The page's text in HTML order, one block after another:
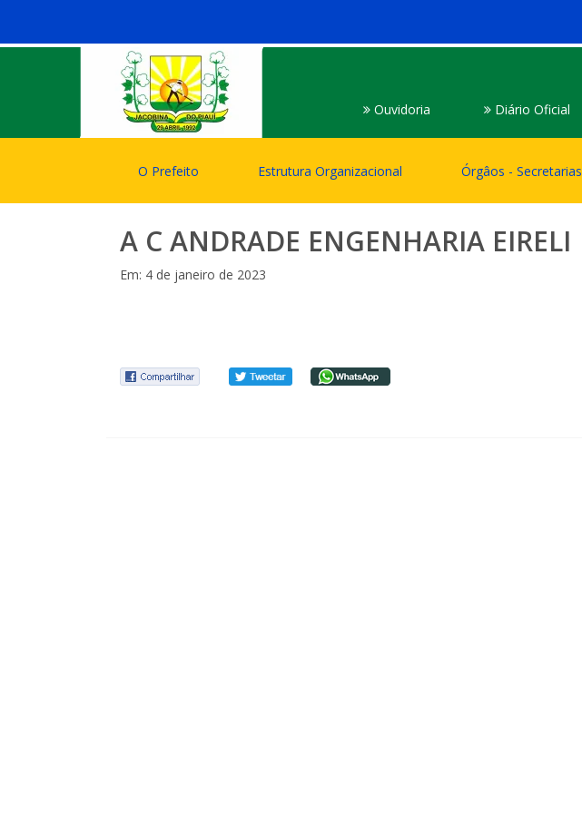
Ouvidoria Diário Oficial
O Prefeito Estrutura Organizacional Órgâos - Secretarias
A C ANDRADE ENGENHARIA EIRELI
Em: 4 de janeiro de 2023